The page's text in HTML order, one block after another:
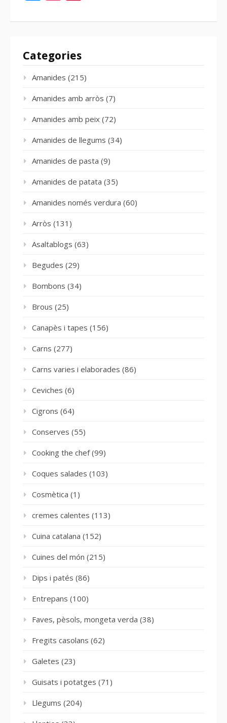
Categories
Amanides (215)
Amanides amb arròs (7)
Amanides amb peix (72)
Amanides de llegums (34)
Amanides de pasta (9)
Amanides de patata (35)
Amanides només verdura (60)
Arròs (131)
Asaltablogs (63)
Begudes (29)
Bombons (34)
Brous (25)
Canapès i tapes (156)
Carns (277)
Carns varies i elaborades (86)
Ceviches (6)
Cigrons (64)
Conserves (55)
Cooking the chef(99)
Coques salades (103)
Cosmètica (1)
cremes calentes (113)
Cuina catalana (152)
Cuines del món (215)
Dips i patés (86)
Entrepans (100)
Faves, pèsols, mongeta verda (38)
Fregits casolans (62)
Galetes (23)
Guisats i potatges (71)
Llegums (204)